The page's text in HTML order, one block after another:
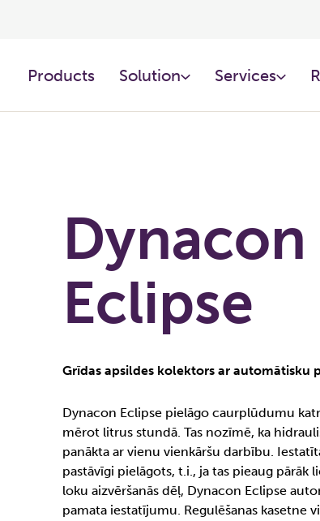
Products Solution Services
Dynacon
Eclipse
Grīdas apsildes kolektors ar automātisku
Dynacon Eclipse pielāgo caurplūdumu
mērot litrus stundā. Tas nozīmē, ka
panākta ar vienu vienkāršu darbību.
pastāvīgi pielāgots, t.i., ja tas pieaug pārāk
loku aizvēršanās dēļ, Dynacon Eclipse
pamata iestatījumu. Regulēšanas kasetne